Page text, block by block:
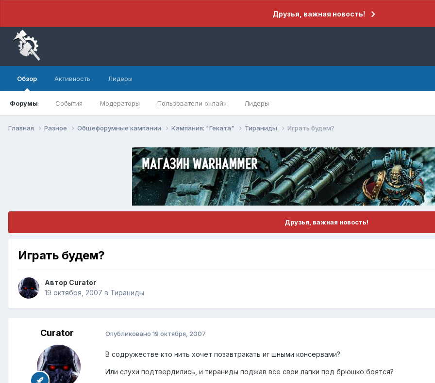
Друзья, важная новость!
Обзор
Форумы События Модераторы Пользователи онлайн Лидеры
Активность Лидеры
Главная Разное Общефорумные кампании Кампания: "Геката" Тираниды Играть будем?
Друзья, важная новость!
Играть будем?
Автор Curator
19 октября, 2007 в Тираниды
Curator Опубликовано 19 октября, 2007
В содружестве кто нить хочет позавтракать иг шными консервами?
Или слухи подтвердились, и тираниды поджав все свои лапки под брюшко боятся?